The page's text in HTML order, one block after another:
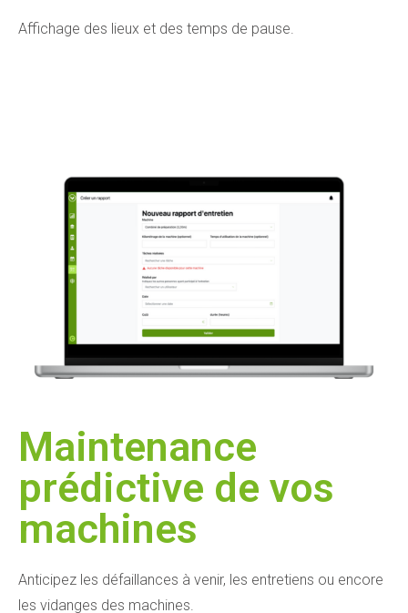
Affichage des lieux et des temps de pause.
Maintenance
prédictive de vos
machines​
Anticipez les défaillances à venir, les entretiens ou encore
les vidanges des machines.